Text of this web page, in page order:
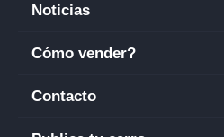
Noticias
Cómo vender?
Contacto